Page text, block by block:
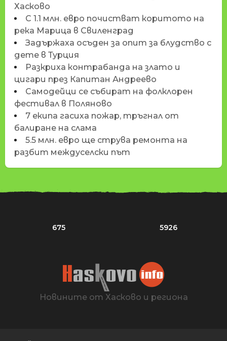
Хасково
С 1.1 млн. евро почистват коритото на
река Марица в Свиленград
Задържаха осъден за опит за блудство с
дете в Турция
Разкриха контрабанда на злато и
цигари през Капитан Андреево
Самодейци се събират на фолклорен
фестивал в Поляново
7 екипа гасиха пожар, тръгнал от
балиране на слама
5.5 млн. евро ще струва ремонта на
разбит междуселски път
675 5926
Новините от Хасково и региона